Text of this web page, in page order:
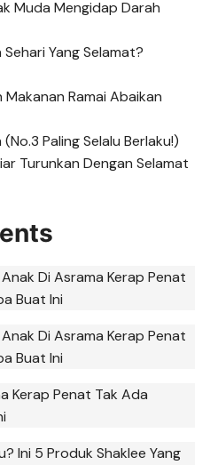
Muda Mengidap Darah
Yang Selamat?
Ramai Abaikan
Paling Selalu Berlaku!)
Turunkan Dengan Selamat
Anak Di Asrama Kerap Penat
Buat Ini
Anak Di Asrama Kerap Penat
Buat Ini
Kerap Penat Tak Ada
Ini 5 Produk Shaklee Yang